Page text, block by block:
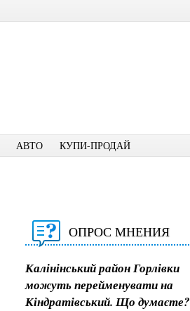
АВТО КУПИ-ПРОДАЙ
ОПРОС МНЕНИЯ
Калінінський район Горлівки
можуть перейменувати на
Кіндратівський. Що думаєте?